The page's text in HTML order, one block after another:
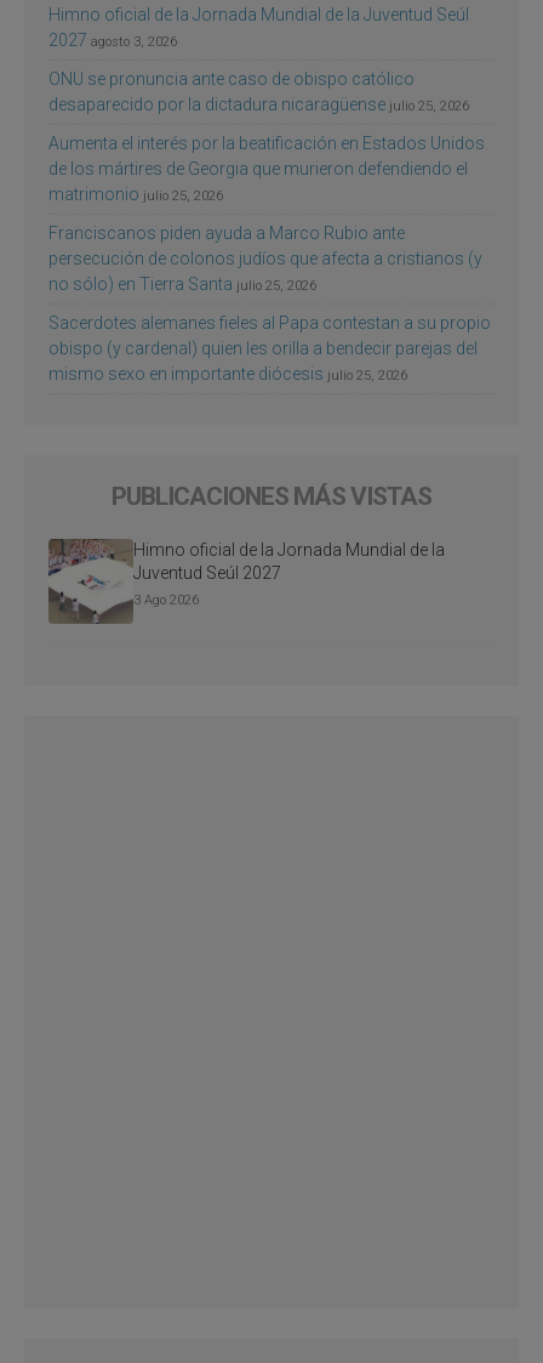
Himno oficial de la Jornada Mundial de la Juventud Seúl
2027 agosto 3, 2026
ONU se pronuncia ante caso de obispo católico
desaparecido por la dictadura nicaragüense julio 25, 2026
Aumenta el interés por la beatificación en Estados Unidos
de los mártires de Georgia que murieron defendiendo el
matrimonio julio 25, 2026
Franciscanos piden ayuda a Marco Rubio ante
persecución de colonos judíos que afecta a cristianos (y
no sólo) en Tierra Santa julio 25, 2026
Sacerdotes alemanes fieles al Papa contestan a su propio
obispo (y cardenal) quien les orilla a bendecir parejas del
mismo sexo en importante diócesis julio 25, 2026
PUBLICACIONES MÁS VISTAS
Himno oficial de la Jornada Mundial de la
Juventud Seúl 2027
3 Ago 2026